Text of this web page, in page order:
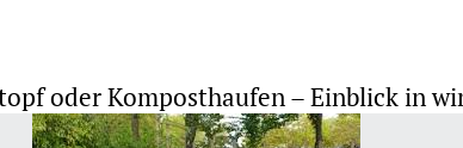
oder Komposthaufen – Einblick in